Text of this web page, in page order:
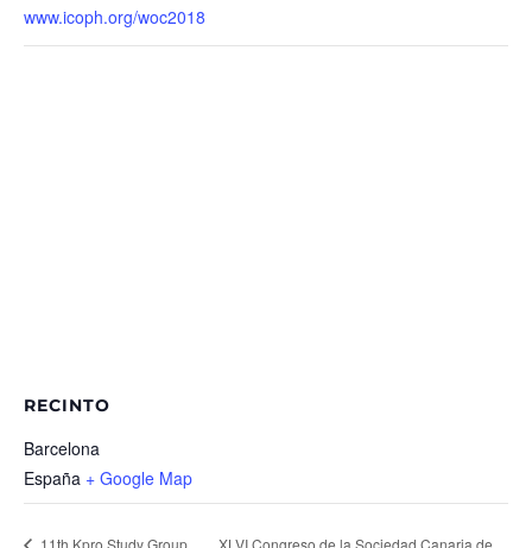
www.icoph.org/woc2018
RECINTO
Barcelona
España + Google Map
XLVI Congreso de la Sociedad Canaria de